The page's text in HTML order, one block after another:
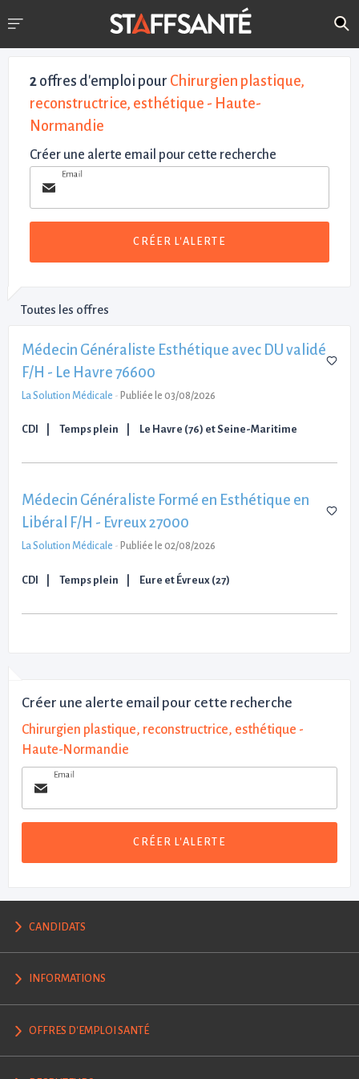
2 offres d'emploi pour Chirurgien plastique,
reconstructrice, esthétique - Haute-
Normandie
Créer une alerte email pour cette recherche
Email
CRÉER L'ALERTE
Toutes les offres
Médecin Généraliste Esthétique avec DU validé
F/H - Le Havre 76600
La Solution Médicale - Publiée le 03/08/2026
CDI Temps plein Le Havre (76) et Seine-Maritime
Médecin Généraliste Formé en Esthétique en
Libéral F/H - Evreux 27000
La Solution Médicale - Publiée le 02/08/2026
CDI Temps plein Eure et Évreux (27)
Créer une alerte email pour cette recherche
Chirurgien plastique, reconstructrice, esthétique -
Haute-Normandie
Email
CRÉER L'ALERTE
CANDIDATS
INFORMATIONS
OFFRES D'EMPLOI SANTÉ